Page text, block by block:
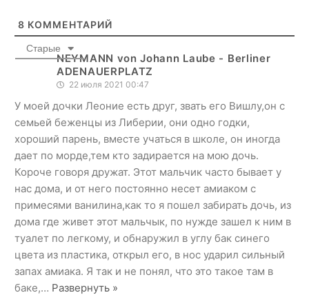
8 КОММЕНТАРИЙ
Старые
NEYMANN von Johann Laube - Berliner
ADENAUERPLATZ
22 июля 2021 00:47
У моей дочки Леоние есть друг, звать его Вишлу,он с
семьей беженцы из Либерии, они одно годки,
хороший парень, вместе учаться в школе, он иногда
дает по морде,тем кто задирается на мою дочь.
Короче говоря дружат. Этот мальчик часто бывает у
нас дома, и от него постоянно несет амиаком с
примесями ванилина,как то я пошел забирать дочь, из
дома где живет этот мальчык, по нужде зашел к ним в
туалет по легкому, и обнаружил в углу бак синего
цвета из пластика, открыл его, в нос ударил сильный
запах амиака. Я так и не понял, что это такое там в
баке,… Развернуть »